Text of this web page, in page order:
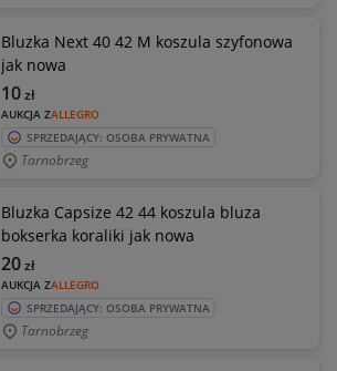
Bluzka Next 40 42 M koszula szyfonowa
jak nowa
AUKCJA ZALLEGRO
10zł
SPRZEDAJĄCY: OSOBA PRYWATNA
Tarnobrzeg
Bluzka Capsize 42 44 koszula bluza
bokserka koraliki jak nowa
AUKCJA ZALLEGRO
20zł
SPRZEDAJĄCY: OSOBA PRYWATNA
Tarnobrzeg